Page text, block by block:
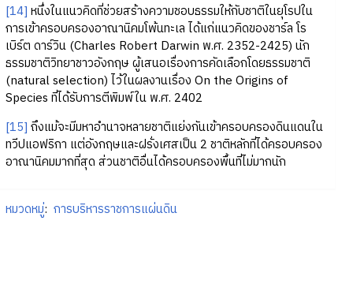
[14] หนึ่งในแนวคิดที่ช่วยสร้างความชอบธรรมให้กับชาติในยุโรปใน
การเข้าครอบครองอาณานิคมโพ้นทะเล ได้แก่แนวคิดของชาร์ล โร
เบิร์ต ดาร์วิน (Charles Robert Darwin พ.ศ. 2352-2425) นัก
ธรรมชาติวิทยาชาวอังกฤษ ผู้เสนอเรื่องการคัดเลือกโดยธรรมชาติ
(natural selection) ไว้ในผลงานเรื่อง On the Origins of
Species ที่ได้รับการตีพิมพ์ใน พ.ศ. 2402
[15] ถึงแม้จะมีมหาอำนาจหลายชาติแย่งกันเข้าครอบครองดินแดนใน
ทวีปแอฟริกา แต่อังกฤษและฝรั่งเศสเป็น 2 ชาติหลักที่ได้ครอบครอง
อาณานิคมมากที่สุด ส่วนชาติอื่นได้ครอบครองพื้นที่ไม่มากนัก
หมวดหมู่: การบริหารราชการแผ่นดิน